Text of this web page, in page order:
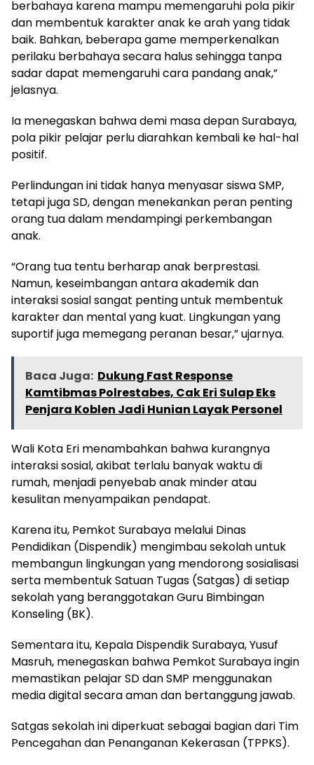
berbahaya karena mampu memengaruhi pola pikir
dan membentuk karakter anak ke arah yang tidak
baik. Bahkan, beberapa game memperkenalkan
perilaku berbahaya secara halus sehingga tanpa
sadar dapat memengaruhi cara pandang anak,”
jelasnya.
Ia menegaskan bahwa demi masa depan Surabaya,
pola pikir pelajar perlu diarahkan kembali ke hal-hal
positif.
Perlindungan ini tidak hanya menyasar siswa SMP,
tetapi juga SD, dengan menekankan peran penting
orang tua dalam mendampingi perkembangan
anak.
“Orang tua tentu berharap anak berprestasi.
Namun, keseimbangan antara akademik dan
interaksi sosial sangat penting untuk membentuk
karakter dan mental yang kuat. Lingkungan yang
suportif juga memegang peranan besar,” ujarnya.
Baca Juga: Dukung Fast Response
Kamtibmas Polrestabes, Cak Eri Sulap Eks
Penjara Koblen Jadi Hunian Layak Personel
Wali Kota Eri menambahkan bahwa kurangnya
interaksi sosial, akibat terlalu banyak waktu di
rumah, menjadi penyebab anak minder atau
kesulitan menyampaikan pendapat.
Karena itu, Pemkot Surabaya melalui Dinas
Pendidikan (Dispendik) mengimbau sekolah untuk
membangun lingkungan yang mendorong sosialisasi
serta membentuk Satuan Tugas (Satgas) di setiap
sekolah yang beranggotakan Guru Bimbingan
Konseling (BK).
Sementara itu, Kepala Dispendik Surabaya, Yusuf
Masruh, menegaskan bahwa Pemkot Surabaya ingin
memastikan pelajar SD dan SMP menggunakan
media digital secara aman dan bertanggung jawab.
Satgas sekolah ini diperkuat sebagai bagian dari Tim
Pencegahan dan Penanganan Kekerasan (TPPKS).